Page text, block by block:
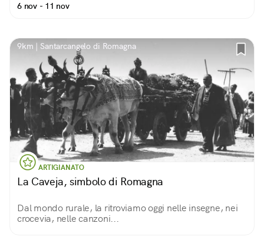
6 nov - 11 nov
9km | Santarcangelo di Romagna
ARTIGIANATO
La Caveja, simbolo di Romagna
Dal mondo rurale, la ritroviamo oggi nelle insegne, nei
crocevia, nelle canzoni...